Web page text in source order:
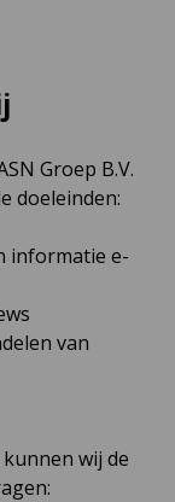
Groep B.V.
doeleinden:
informatie e-
van
wij de